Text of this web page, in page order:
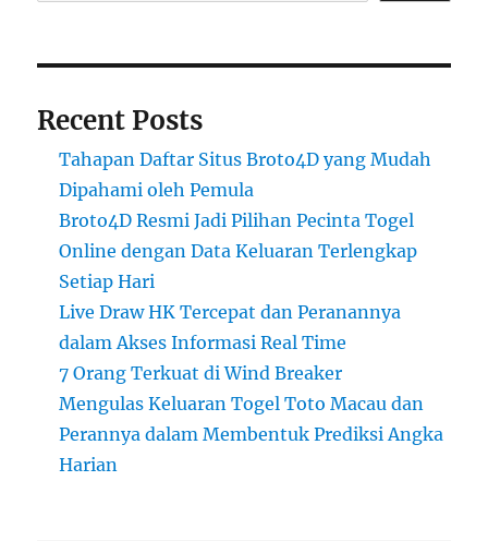
Recent Posts
Tahapan Daftar Situs Broto4D yang Mudah
Dipahami oleh Pemula
Broto4D Resmi Jadi Pilihan Pecinta Togel
Online dengan Data Keluaran Terlengkap
Setiap Hari
Live Draw HK Tercepat dan Peranannya
dalam Akses Informasi Real Time
7 Orang Terkuat di Wind Breaker
Mengulas Keluaran Togel Toto Macau dan
Perannya dalam Membentuk Prediksi Angka
Harian